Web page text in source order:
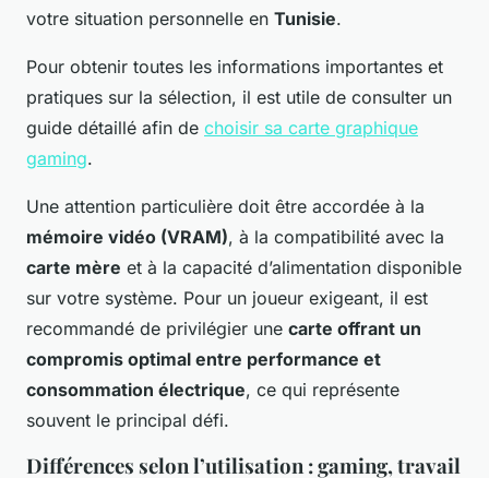
votre situation personnelle en Tunisie.
Pour obtenir toutes les informations importantes et
pratiques sur la sélection, il est utile de consulter un
guide détaillé afin de choisir sa carte graphique
gaming.
Une attention particulière doit être accordée à la
mémoire vidéo (VRAM), à la compatibilité avec la
carte mère et à la capacité d’alimentation disponible
sur votre système. Pour un joueur exigeant, il est
recommandé de privilégier une carte offrant un
compromis optimal entre performance et
consommation électrique, ce qui représente
souvent le principal défi.
Différences selon l’utilisation : gaming, travail